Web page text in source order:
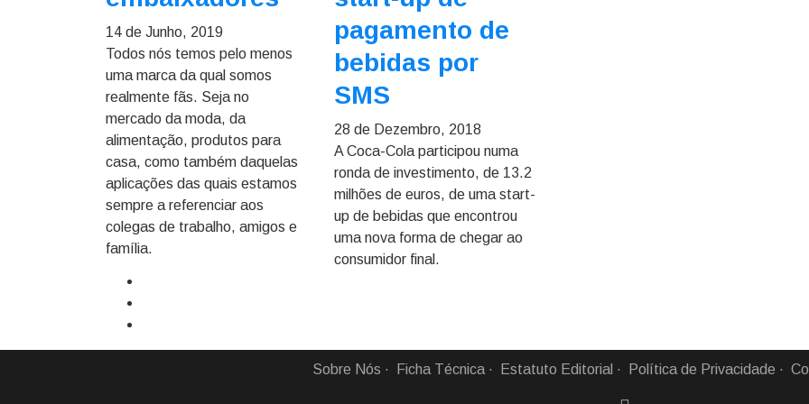
14 de Junho, 2019
Todos nós temos pelo menos
uma marca da qual somos
realmente fãs. Seja no
mercado da moda, da
alimentação, produtos para
casa, como também daquelas
aplicações das quais estamos
sempre a referenciar aos
colegas de trabalho, amigos e
família.
pagamento de
bebidas por
SMS
28 de Dezembro, 2018
A Coca-Cola participou numa
ronda de investimento, de 13.2
milhões de euros, de uma start-
up de bebidas que encontrou
uma nova forma de chegar ao
consumidor final.
Sobre Nós Ficha Técnica Estatuto Editorial Política de Privacidade